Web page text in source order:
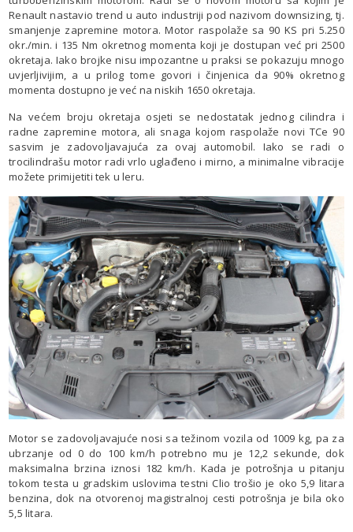
Renault nastavio trend u auto industriji pod nazivom downsizing, tj.
smanjenje zapremine motora. Motor raspolaže sa 90 KS pri 5.250
okr./min. i 135 Nm okretnog momenta koji je dostupan već pri 2500
okretaja. Iako brojke nisu impozantne u praksi se pokazuju mnogo
uvjerljivijim, a u prilog tome govori i činjenica da 90% okretnog
momenta dostupno je već na niskih 1650 okretaja.
Na većem broju okretaja osjeti se nedostatak jednog cilindra i
radne zapremine motora, ali snaga kojom raspolaže novi TCe 90
sasvim je zadovoljavajuća za ovaj automobil. Iako se radi o
trocilindrašu motor radi vrlo uglađeno i mirno, a minimalne vibracije
možete primijetiti tek u leru.
Motor se zadovoljavajuće nosi sa težinom vozila od 1009 kg, pa za
ubrzanje od 0 do 100 km/h potrebno mu je 12,2 sekunde, dok
maksimalna brzina iznosi 182 km/h. Kada je potrošnja u pitanju
tokom testa u gradskim uslovima testni Clio trošio je oko 5,9 litara
benzina, dok na otvorenoj magistralnoj cesti potrošnja je bila oko
5,5 litara.